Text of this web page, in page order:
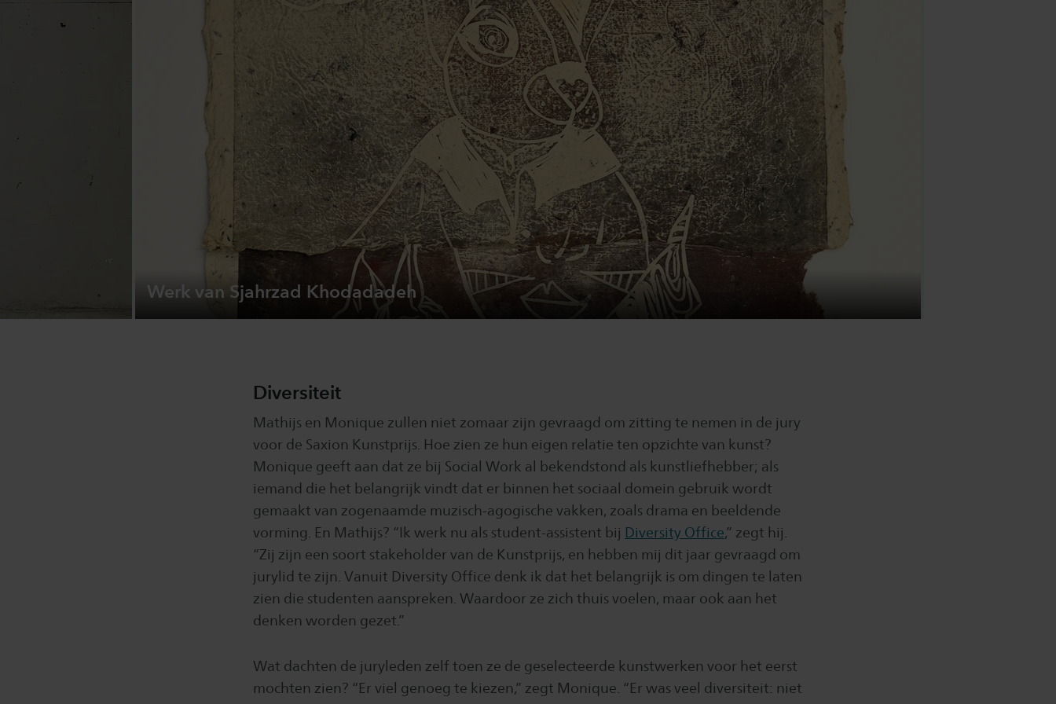
Werk van Sjahrzad Khodadadeh
Diversiteit
Mathijs en Monique zullen niet zomaar zijn gevraagd om zitting te nemen in de jury
voor de Saxion Kunstprijs. Hoe zien ze hun eigen relatie ten opzichte van kunst?
Monique geeft aan dat ze bij Social Work al bekendstond als kunstliefhebber; als
iemand die het belangrijk vindt dat er binnen het sociaal domein gebruik wordt
gemaakt van zogenaamde muzisch-agogische vakken, zoals drama en beeldende
vorming. En Mathijs? “Ik werk nu als student-assistent bij Diversity Office,” zegt hij.
“Zij zijn een soort stakeholder van de Kunstprijs, en hebben mij dit jaar gevraagd om
jurylid te zijn. Vanuit Diversity Office denk ik dat het belangrijk is om dingen te laten
zien die studenten aanspreken. Waardoor ze zich thuis voelen, maar ook aan het
denken worden gezet.”
Wat dachten de juryleden zelf toen ze de geselecteerde kunstwerken voor het eerst
mochten zien? “Er viel genoeg te kiezen,” zegt Monique. “Er was veel diversiteit: niet